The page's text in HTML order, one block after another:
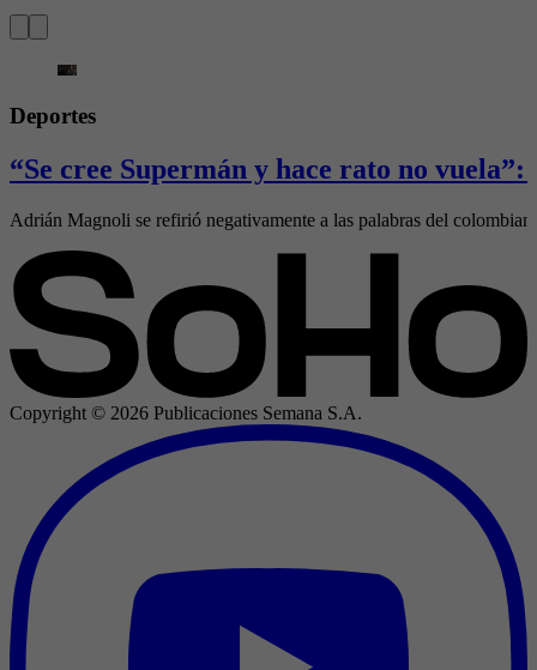
Deportes
“Se cree Supermán y hace rato no
Adrián Magnoli se refirió negativamente a las palabras del
Copyright © 2026 Publicaciones Semana S.A.